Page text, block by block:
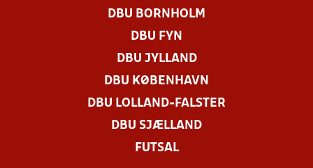
DBU BORNHOLM
DBU FYN
DBU JYLLAND
DBU KØBENHAVN
DBU LOLLAND-FALSTER
DBU SJÆLLAND
FUTSAL